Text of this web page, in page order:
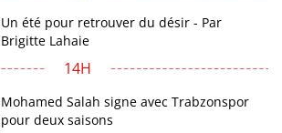
Un été pour retrouver du désir - Par
Brigitte Lahaie
14H
Mohamed Salah signe avec Trabzonspor
pour deux saisons